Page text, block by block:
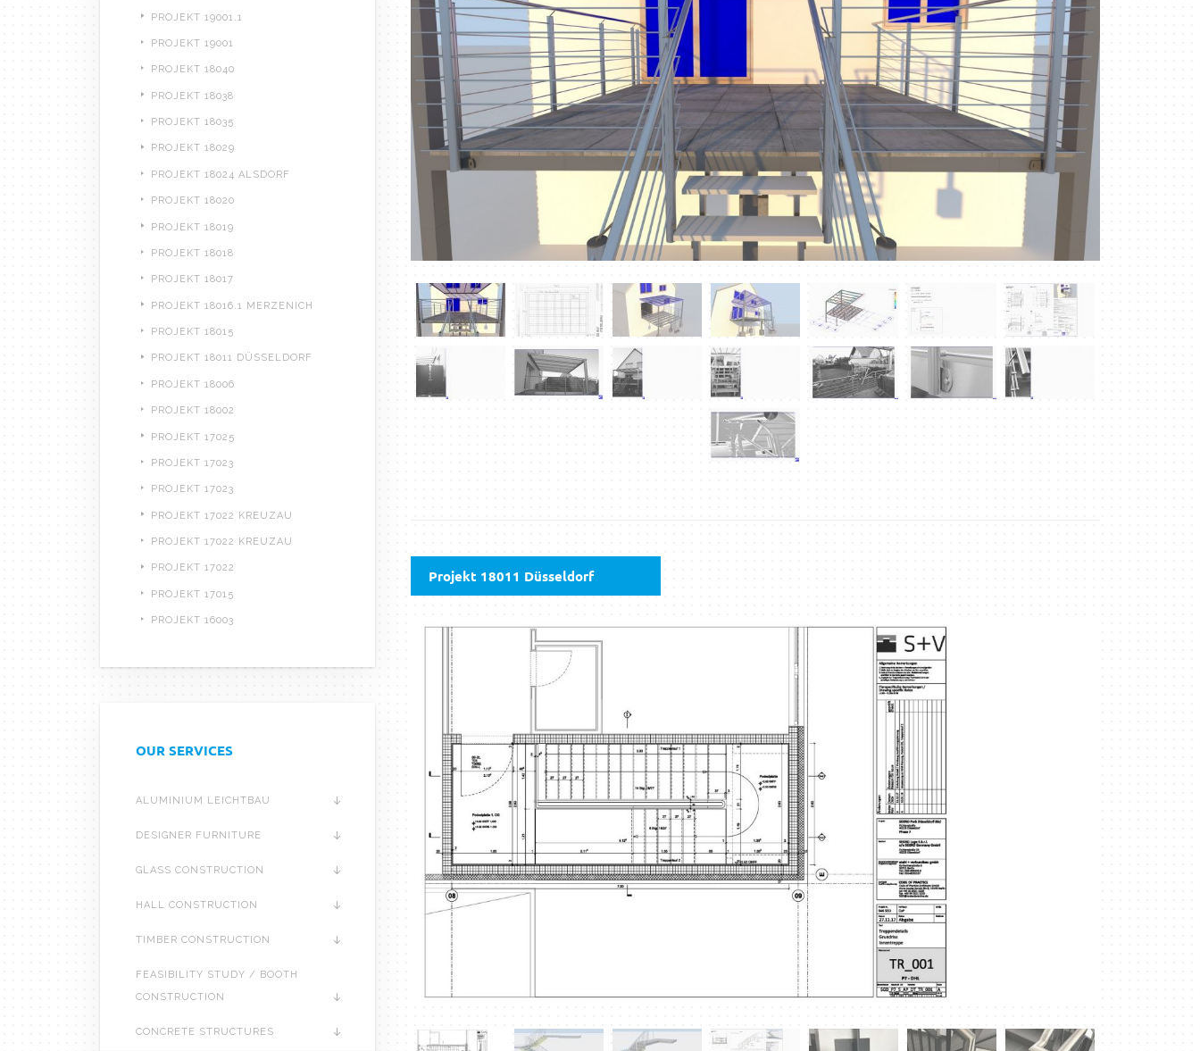
Projekt 18011 Düsseldorf
PROJEKT 19001.1
PROJEKT 19001
PROJEKT 18040
PROJEKT 18038
PROJEKT 18035
PROJEKT 18029
PROJEKT 18024 ALSDORF
PROJEKT 18020
PROJEKT 18019
PROJEKT 18018
PROJEKT 18017
PROJEKT 18016.1 MERZENICH
PROJEKT 18015
PROJEKT 18011 DÜSSELDORF
PROJEKT 18006
PROJEKT 18002
PROJEKT 17025
PROJEKT 17023
PROJEKT 17023
PROJEKT 17022 KREUZAU
PROJEKT 17022 KREUZAU
PROJEKT 17022
PROJEKT 17015
PROJEKT 16003
OUR SERVICES
ALUMINIUM LEICHTBAU
DESIGNER FURNITURE
GLASS CONSTRUCTION
HALL CONSTRUCTION
TIMBER CONSTRUCTION
FEASIBILITY STUDY / BOOTH
CONSTRUCTION
CONCRETE STRUCTURES